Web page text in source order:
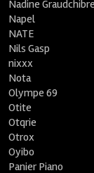
Nadine Graudchibre
Napel
NATE
Nils Gasp
nixxx
Nota
Olympe 69
Otite
Otqrie
Otrox
Oyibo
Panier Piano